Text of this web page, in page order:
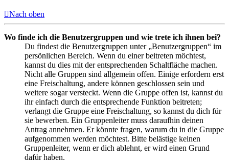
Nach oben
Wo finde ich die Benutzergruppen und wie trete ich ihnen bei?
Du findest die Benutzergruppen unter „Benutzergruppen“ im
persönlichen Bereich. Wenn du einer beitreten möchtest,
kannst du dies mit der entsprechenden Schaltfläche machen.
Nicht alle Gruppen sind allgemein offen. Einige erfordern erst
eine Freischaltung, andere können geschlossen sein und
weitere sogar versteckt. Wenn die Gruppe offen ist, kannst du
ihr einfach durch die entsprechende Funktion beitreten;
verlangt die Gruppe eine Freischaltung, so kannst du dich für
sie bewerben. Ein Gruppenleiter muss daraufhin deinen
Antrag annehmen. Er könnte fragen, warum du in die Gruppe
aufgenommen werden möchtest. Bitte belästige keinen
Gruppenleiter, wenn er dich ablehnt, er wird einen Grund
dafür haben.